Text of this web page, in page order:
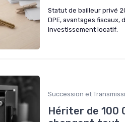
Statut de bailleur privé
DPE, avantages
investissement locatif.
Succession et
Hériter de 100